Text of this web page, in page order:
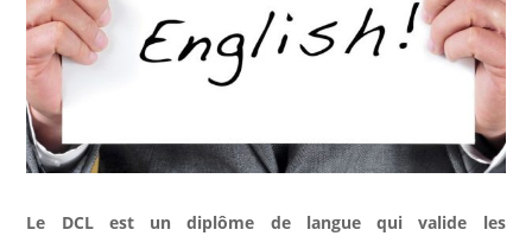
Le DCL est un diplôme de langue qui valide les